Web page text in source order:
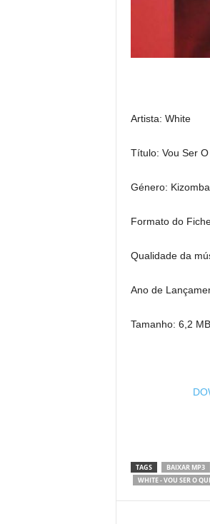
Artista: White
Título: Vou Ser
Género: Kizomba
Formato do
Qualidade da
Ano de
Tamanho: 6,2 MB
TAGS BAIXAR MP3
WHITE - VOU SER O